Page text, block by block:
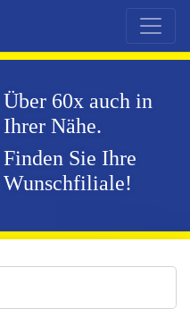
Über 60x auch in
Ihrer Nähe.
Finden Sie Ihre
Wunschfiliale!